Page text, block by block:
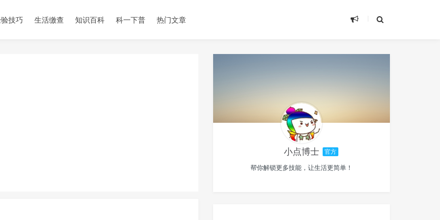
技巧 生活缴查 知识百科 科一下普 热门文章
小点博士 官方
帮你解锁更多技能，让生活更简单！